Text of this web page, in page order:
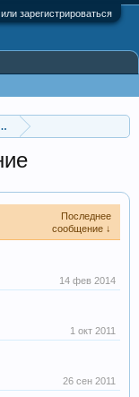
зарегистрироваться
для произв
Последнее
сообщение ↓
14 фев 2014
1 окт 2011
26 сен 2011